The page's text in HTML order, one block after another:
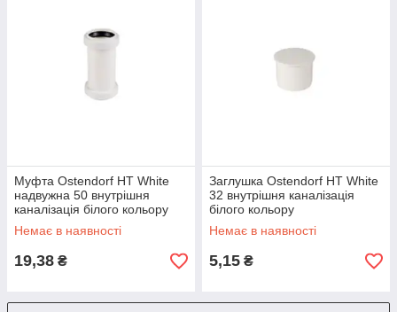
Муфта Ostendorf HT White
надвужна 50 внутрішня
каналізація білого кольору
Немає в наявності
19,38 ₴
Заглушка Ostendorf HT White
32 внутрішня каналізація
білого кольору
Немає в наявності
5,15 ₴